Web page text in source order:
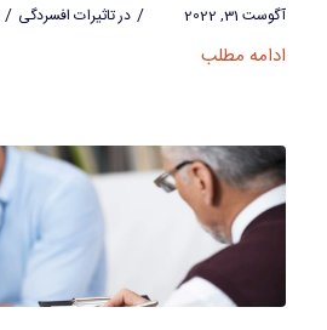
آگوست 31, 2022 / درتاثیرات افسردگی /
ادامه مطلب